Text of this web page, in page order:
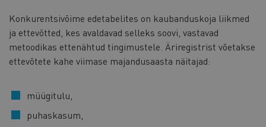
Konkurentsivõime edetabelites on kaubanduskoja liikmed
ja ettevõtted, kes avaldavad selleks soovi, vastavad
metoodikas ettenähtud tingimustele. Äriregistrist võetakse
ettevõtete kahe viimase majandusaasta näitajad:
müügitulu,
puhaskasum,